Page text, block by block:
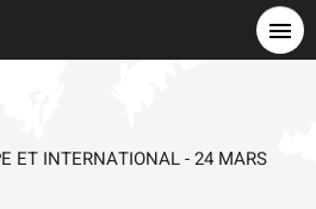
ET INTERNATIONAL - 24 MARS